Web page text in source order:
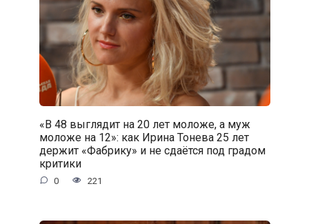
«В 48 выглядит на 20 лет моложе, а муж
моложе на 12»: как Ирина Тонева 25 лет
держит «Фабрику» и не сдаётся под градом
критики
0 221